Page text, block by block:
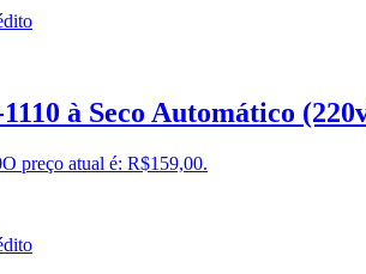
à Seco Automático
O preço atual é: R$159,00.